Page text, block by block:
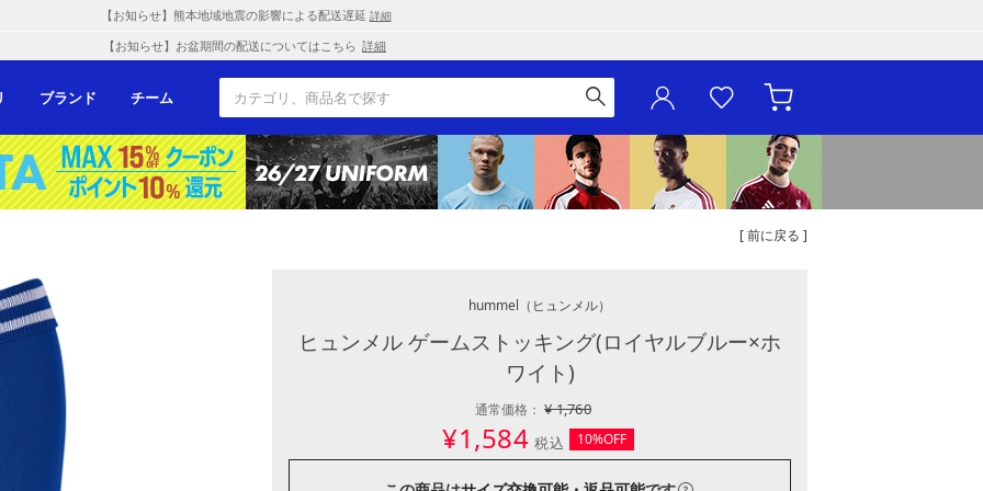
【お知らせ】熊本地域地震の影響による配送遅延 詳細
【お知らせ】お盆期間の配送についてはこちら 詳細
ブランド チーム
[ 前に戻る ]
hummel （ヒュンメル）
ヒュンメル ゲームストッキング(ロイヤルブルー×ホ
ワイト)
通常価格：¥ 1,760
¥1,584 税込 10%OFF